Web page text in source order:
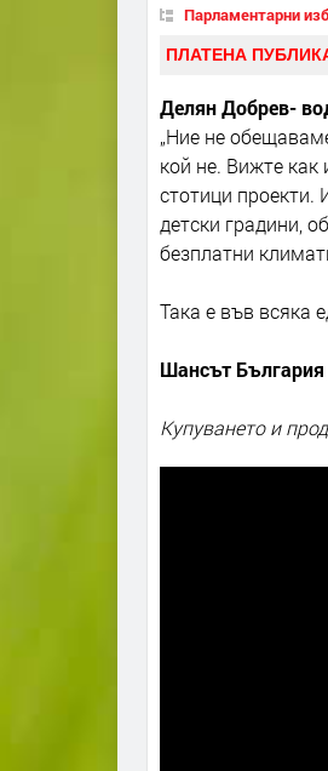
Парламентарни
ПЛАТЕНА
Делян Добрев-
„Ние не
кой не. Вижте как
стотици проекти.
детски градини,
безплатни
Така е във всяка
Шансът
Купуването и